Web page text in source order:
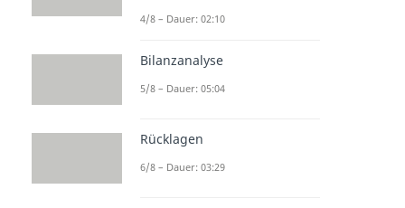
4/8 – Dauer: 02:10
Bilanzanalyse
5/8 – Dauer: 05:04
Rücklagen
6/8 – Dauer: 03:29